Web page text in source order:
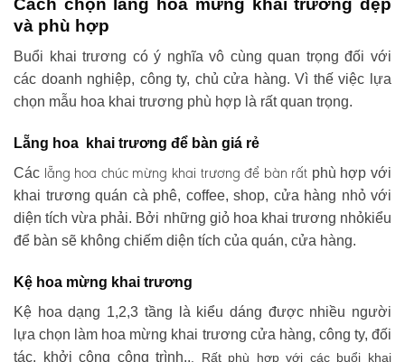
Cách chọn lẵng hoa mừng khai trương đẹp
và phù hợp
Buổi khai trương có ý nghĩa vô cùng quan trọng đối với
các doanh nghiệp, công ty, chủ cửa hàng. Vì thế việc lựa
chọn mẫu hoa khai trương phù hợp là rất quan trọng.
Lẵng hoa khai trương để bàn giá rẻ
Các lẵng hoa chúc mừng khai trương để bàn rất phù hợp với
khai trương quán cà phê, coffee, shop, cửa hàng nhỏ với
diện tích vừa phải. Bởi những giỏ hoa khai trương nhỏkiểu
để bàn sẽ không chiếm diện tích của quán, cửa hàng.
Kệ hoa mừng khai trương
Kệ hoa dạng 1,2,3 tầng là kiểu dáng được nhiều người
lựa chọn làm hoa mừng khai trương cửa hàng, công ty, đối
tác, khởi công công trình.. . Rất phù hợp với các buổi khai